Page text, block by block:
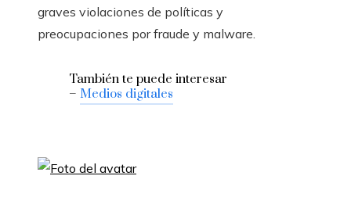
graves violaciones de políticas y
preocupaciones por fraude y malware.
También te puede interesar
– Medios digitales